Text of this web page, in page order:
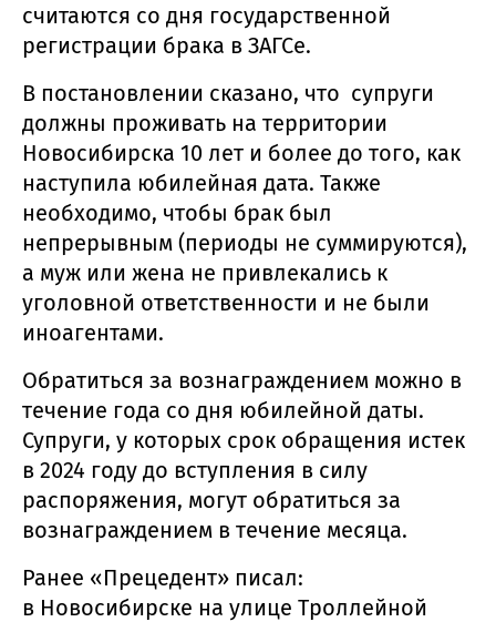
считаются со дня государственной
регистрации брака в ЗАГСе.
В постановлении сказано, что супруги
должны проживать на территории
Новосибирска 10 лет и более до того, как
наступила юбилейная дата. Также
необходимо, чтобы брак был
непрерывным (периоды не суммируются),
а муж или жена не привлекались к
уголовной ответственности и не были
иноагентами.
Обратиться за вознаграждением можно в
течение года со дня юбилейной даты.
Супруги, у которых срок обращения истек
в 2024 году до вступления в силу
распоряжения, могут обратиться за
вознаграждением в течение месяца.
Ранее «Прецедент» писал:
в Новосибирске на улице Троллейной